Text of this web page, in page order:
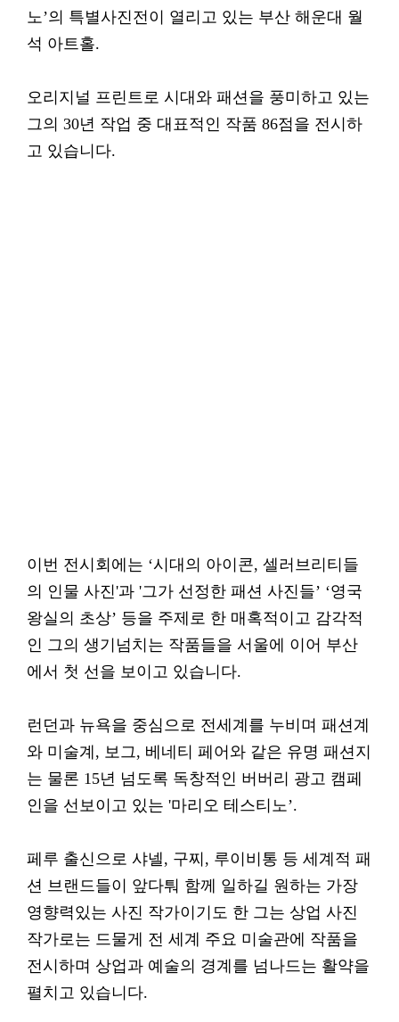
노’의 특별사진전이 열리고 있는 부산 해운대 월
석 아트홀.
오리지널 프린트로 시대와 패션을 풍미하고 있는
그의 30년 작업 중 대표적인 작품 86점을 전시하
고 있습니다.
이번 전시회에는 ‘시대의 아이콘, 셀러브리티들
의 인물 사진'과 '그가 선정한 패션 사진들’ ‘영국
왕실의 초상’ 등을 주제로 한 매혹적이고 감각적
인 그의 생기넘치는 작품들을 서울에 이어 부산
에서 첫 선을 보이고 있습니다.
런던과 뉴욕을 중심으로 전세계를 누비며 패션계
와 미술계, 보그, 베네티 페어와 같은 유명 패션지
는 물론 15년 넘도록 독창적인 버버리 광고 캠페
인을 선보이고 있는 '마리오 테스티노’.
페루 출신으로 샤넬, 구찌, 루이비통 등 세계적 패
션 브랜드들이 앞다퉈 함께 일하길 원하는 가장
영향력있는 사진 작가이기도 한 그는 상업 사진
작가로는 드물게 전 세계 주요 미술관에 작품을
전시하며 상업과 예술의 경계를 넘나드는 활약을
펼치고 있습니다.